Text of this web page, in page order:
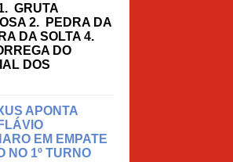
GRUTA
2. PEDRA DA
DA SOLTA 4.
DO
DOS
APONTA
EM EMPATE
NO 1º TURNO